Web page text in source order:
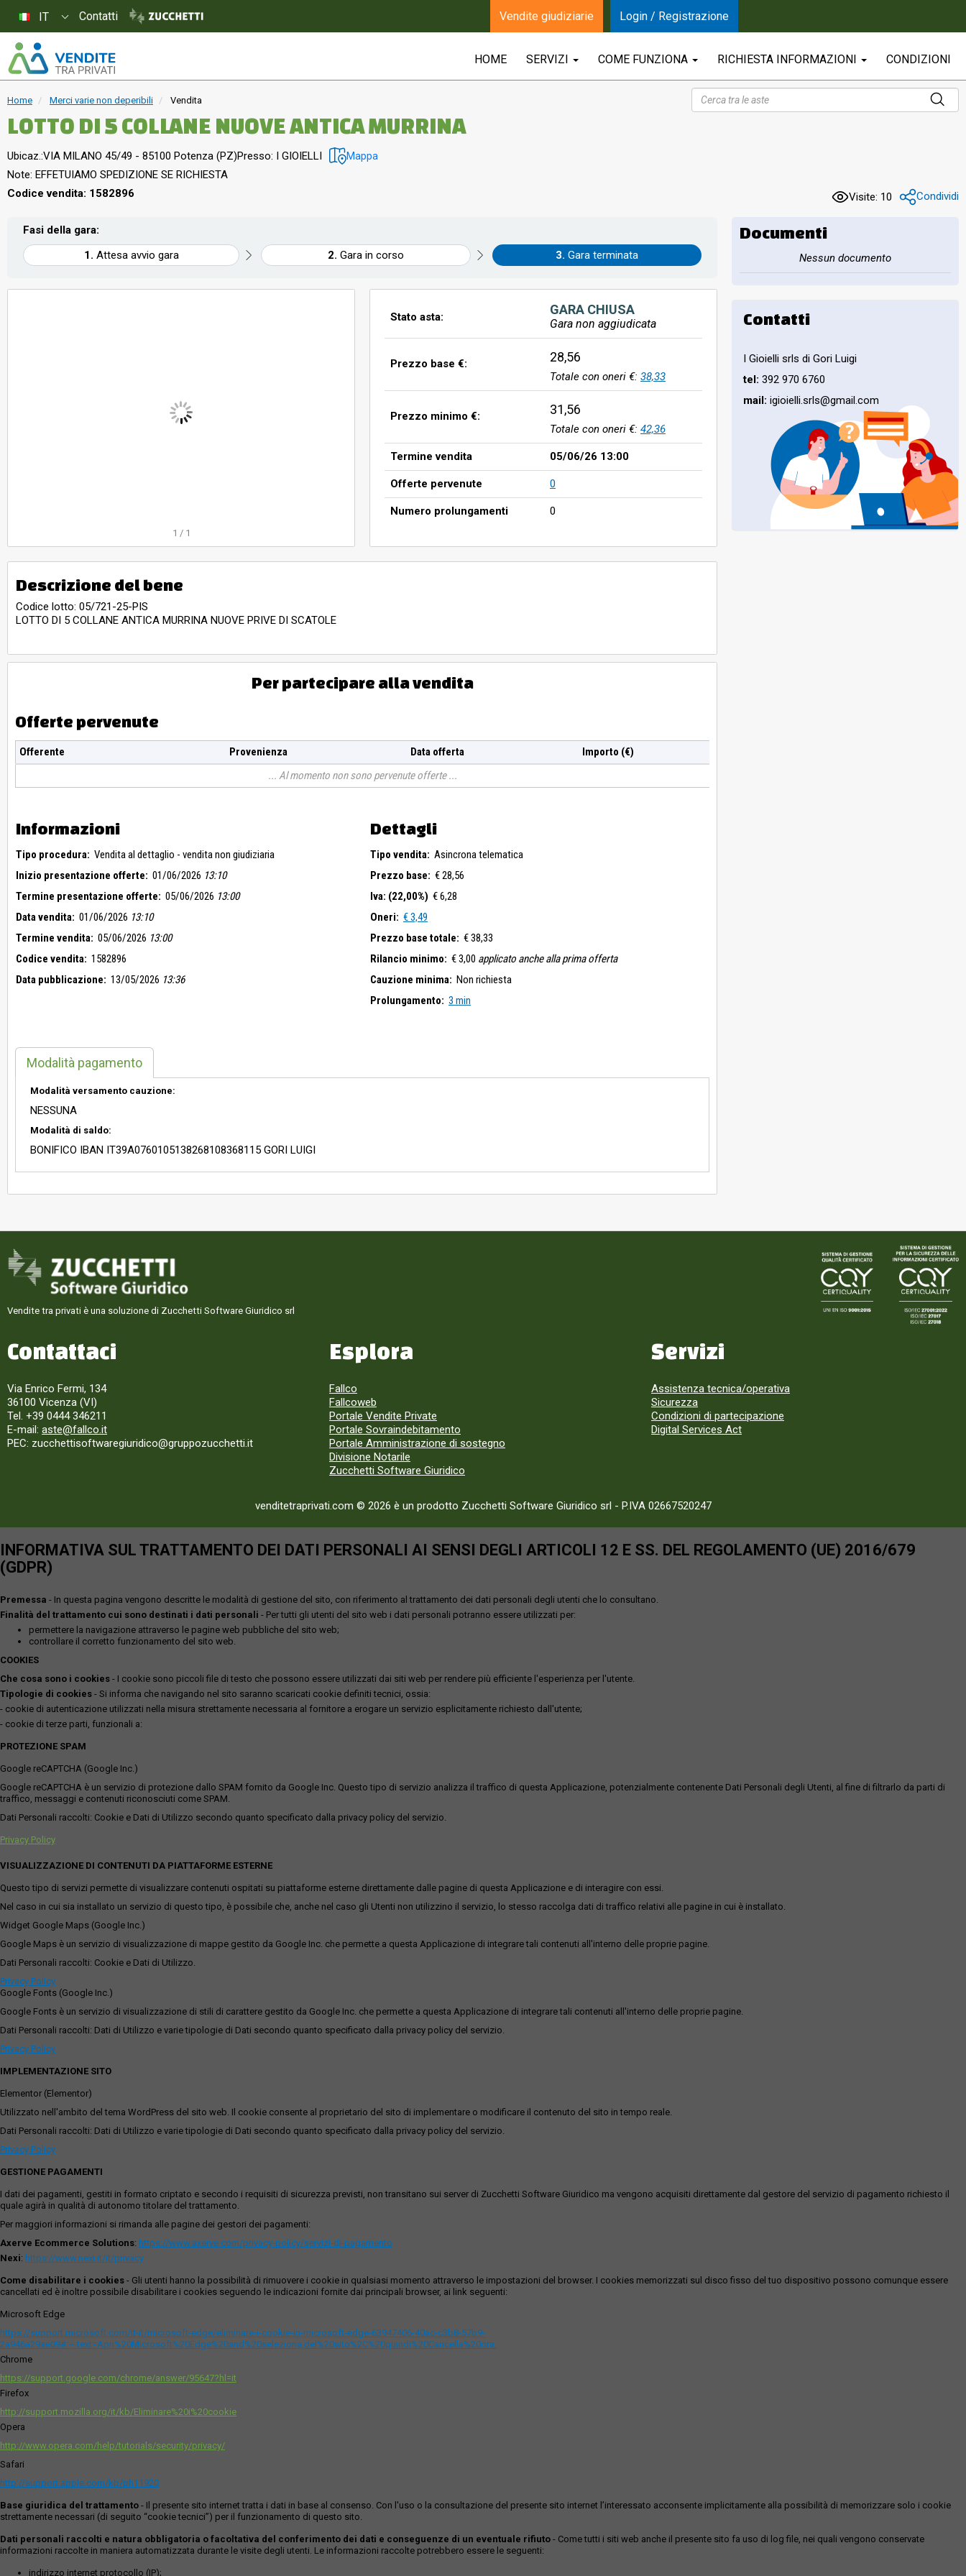
HOME SERVIZI COME FUNZIONA RICHIESTA INFORMAZIONI CONDIZIONI
Home Merci varie non deperibili Vendita
LOTTO DI 5 COLLANE NUOVE ANTICA MURRINA
Ubicaz.:VIA MILANO 45/49 - 85100 Potenza (PZ)Presso: I GIOIELLI Mappa
Note: EFFETUIAMO SPEDIZIONE SE RICHIESTA
Codice vendita: 1582896
Visite: 10 Condividi
Fasi della gara:
Attesa avvio gara
Gara in corso Gara terminata
1 / 1
Stato asta: GARA CHIUSA
Gara non aggiudicata
Prezzo base €: 28,56
Totale con oneri €: 38,33
Prezzo minimo €: 31,56
Totale con oneri €: 42,36
Termine vendita 05/06/26 13:00
Offerte pervenute 0
Numero prolungamenti 0
Descrizione del bene
Codice lotto: 05/721-25-PIS
LOTTO DI 5 COLLANE ANTICA MURRINA NUOVE PRIVE DI SCATOLE
Per partecipare alla vendita
Offerte pervenute
Offerente Provenienza Data offerta
Importo (€)
Al momento non sono pervenute offerte
Informazioni
Tipo procedura: Vendita al dettaglio - vendita non giudiziaria
Inizio presentazione offerte: 01/06/2026 13:10
Termine presentazione offerte: 05/06/2026 13:00
Data vendita: 01/06/2026 13:10
Termine vendita: 05/06/2026 13:00
Codice vendita: 1582896
Data pubblicazione: 13/05/2026 13:36
Dettagli
Tipo vendita: Asincrona telematica
Prezzo base: € 28,56
Iva: (22,00%) € 6,28
Oneri: € 3,49
Prezzo base totale: € 38,33
Rilancio minimo: € 3,00 applicato anche alla prima offerta
Cauzione minima: Non richiesta
Prolungamento: 3 min
Modalità pagamento
Modalità versamento cauzione:
NESSUNA
Modalità di saldo:
BONIFICO IBAN IT39A0760105138268108368115 GORI LUIGI
Documenti
Nessun documento
Contatti
I Gioielli srls di Gori Luigi
tel: 392 970 6760
mail: igioielli.srls@gmail.com
Vendite tra privati è una soluzione di Zucchetti Software Giuridico srl
Contattaci
Via Enrico Fermi, 134
36100 Vicenza (VI)
Tel. +39 0444 346211
E-mail: aste@fallco.it
PEC: zucchettisoftwaregiuridico@gruppozucchetti.it
Esplora
Fallco
Fallcoweb
Portale Vendite Private
Portale Sovraindebitamento
Portale Amministrazione di sostegno
Divisione Notarile
Zucchetti Software Giuridico
Servizi
Assistenza tecnica/operativa
Sicurezza
Condizioni di partecipazione
Digital Services Act
venditetraprivati.com © 2026 è un prodotto Zucchetti Software Giuridico srl - P.IVA 02667520247
IT Contatti Vendite giudiziarie Login / Registrazione
INFORMATIVA SUL TRATTAMENTO DEI DATI PERSONALI AI SENSI DEGLI ARTICOLI 12 E SS. DEL REGOLAMENTO (UE) 2016/679
(GDPR)
Premessa - In questa pagina vengono descritte le modalità di gestione del sito, con riferimento al trattamento dei dati personali degli utenti che lo consultano.
Finalità del trattamento cui sono destinati i dati personali - Per tutti gli utenti del sito web i dati personali potranno essere utilizzati per:
permettere la navigazione attraverso le pagine web pubbliche del sito web;
controllare il corretto funzionamento del sito web.
COOKIES
Che cosa sono i cookies - I cookie sono piccoli file di testo che possono essere utilizzati dai siti web per rendere più efficiente l'esperienza per l'utente.
Tipologie di cookies - Si informa che navigando nel sito saranno scaricati cookie definiti tecnici, ossia:
- cookie di autenticazione utilizzati nella misura strettamente necessaria al fornitore a erogare un servizio esplicitamente richiesto dall'utente;
- cookie di terze parti, funzionali a:
PROTEZIONE SPAM
Google reCAPTCHA (Google Inc.)
Google reCAPTCHA è un servizio di protezione dallo SPAM fornito da Google Inc. Questo tipo di servizio analizza il traffico di questa Applicazione, potenzialmente contenente Dati Personali degli Utenti, al fine di filtrarlo da parti di
traffico, messaggi e contenuti riconosciuti come SPAM.
Dati Personali raccolti: Cookie e Dati di Utilizzo secondo quanto specificato dalla privacy policy del servizio.
Privacy Policy
VISUALIZZAZIONE DI CONTENUTI DA PIATTAFORME ESTERNE
Questo tipo di servizi permette di visualizzare contenuti ospitati su piattaforme esterne direttamente dalle pagine di questa Applicazione e di interagire con essi.
Nel caso in cui sia installato un servizio di questo tipo, è possibile che, anche nel caso gli Utenti non utilizzino il servizio, lo stesso raccolga dati di traffico relativi alle pagine in cui è installato.
Widget Google Maps (Google Inc.)
Google Maps è un servizio di visualizzazione di mappe gestito da Google Inc. che permette a questa Applicazione di integrare tali contenuti all'interno delle proprie pagine.
Dati Personali raccolti: Cookie e Dati di Utilizzo.
Privacy Policy
Google Fonts (Google Inc.)
Google Fonts è un servizio di visualizzazione di stili di carattere gestito da Google Inc. che permette a questa Applicazione di integrare tali contenuti all'interno delle proprie pagine.
Dati Personali raccolti: Dati di Utilizzo e varie tipologie di Dati secondo quanto specificato dalla privacy policy del servizio.
Privacy Policy
IMPLEMENTAZIONE SITO
Elementor (Elementor)
Utilizzato nell'ambito del tema WordPress del sito web. Il cookie consente al proprietario del sito di implementare o modificare il contenuto del sito in tempo reale.
Dati Personali raccolti: Dati di Utilizzo e varie tipologie di Dati secondo quanto specificato dalla privacy policy del servizio.
Privacy Policy
GESTIONE PAGAMENTI
I dati dei pagamenti, gestiti in formato criptato e secondo i requisiti di sicurezza previsti, non transitano sui server di Zucchetti Software Giuridico ma vengono acquisiti direttamente dal gestore del servizio di pagamento richiesto il
quale agirà in qualità di autonomo titolare del trattamento.
Per maggiori informazioni si rimanda alle pagine dei gestori dei pagamenti:
Axerve Ecommerce Solutions: https://www.axerve.com/privacy-policy/servizi-di-pagamento
Nexi: https://www.nexi.it/it/privacy
Come disabilitare i cookies - Gli utenti hanno la possibilità di rimuovere i cookie in qualsiasi momento attraverso le impostazioni del browser. I cookies memorizzati sul disco fisso del tuo dispositivo possono comunque essere
cancellati ed è inoltre possibile disabilitare i cookies seguendo le indicazioni fornite dai principali browser, ai link seguenti:
Microsoft Edge
https://support.microsoft.com/it-it/microsoft-edge/eliminare-i-cookie-in-microsoft-edge-63947406-40ac-c3b8-57b9-
2a946a29ae09#:~:text=Apri%20Microsoft%20Edge%20and%20seleziona,del%20sito%2C%20quindi%20Cancella%20ora.
Chrome
https://support.google.com/chrome/answer/95647?hl=it
Firefox
http://support.mozilla.org/it/kb/Eliminare%20i%20cookie
Opera
http://www.opera.com/help/tutorials/security/privacy/
Safari
http://support.apple.com/kb/ph11920
Base giuridica del trattamento - Il presente sito internet tratta i dati in base al consenso. Con l'uso o la consultazione del presente sito internet l’interessato acconsente implicitamente alla possibilità di memorizzare solo i cookie
strettamente necessari (di seguito “cookie tecnici”) per il funzionamento di questo sito.
Dati personali raccolti e natura obbligatoria o facoltativa del conferimento dei dati e conseguenze di un eventuale rifiuto - Come tutti i siti web anche il presente sito fa uso di log file, nei quali vengono conservate
informazioni raccolte in maniera automatizzata durante le visite degli utenti. Le informazioni raccolte potrebbero essere le seguenti:
indirizzo internet protocollo (IP);